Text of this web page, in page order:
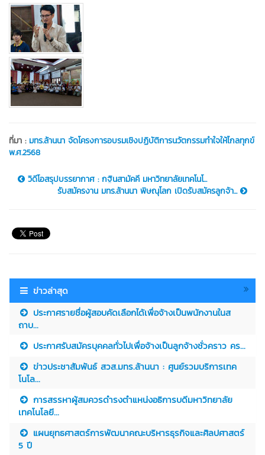
ที่มา : มทร.ล้านนา จัดโครงการอบรมเชิงปฏิบัติการนวัตกรรมทำใจให้ไกลทุกข์
พ.ศ.2568
วิดีโอสรุปบรรยากาศ : กฐินสามัคคี มหาวิทยาลัยเทคโนโ...
รับสมัครงาน มทร.ล้านนา พิษณุโลก เปิดรับสมัครลูกจ้า...
ข่าวล่าสุด
ประกาศรายชื่อผู้สอบคัดเลือกได้เพื่อจ้างเป็นพนักงานในส
ถาบ...
ประกาศรับสมัครบุคคลทั่วไปเพื่อจ้างเป็นลูกจ้างชั่วคราว คร...
ข่าวประชาสัมพันธ์ สวส.มทร.ล้านนา : ศูนย์รวมบริการเทค
โนโล...
การสรรหาผู้สมควรดำรงตำแหน่งอธิการบดีมหาวิทยาลัย
เทคโนโลยี...
แผนยุทธศาสตร์การพัฒนาคณะบริหารธุรกิจและศิลปศาสตร์
5 ปี